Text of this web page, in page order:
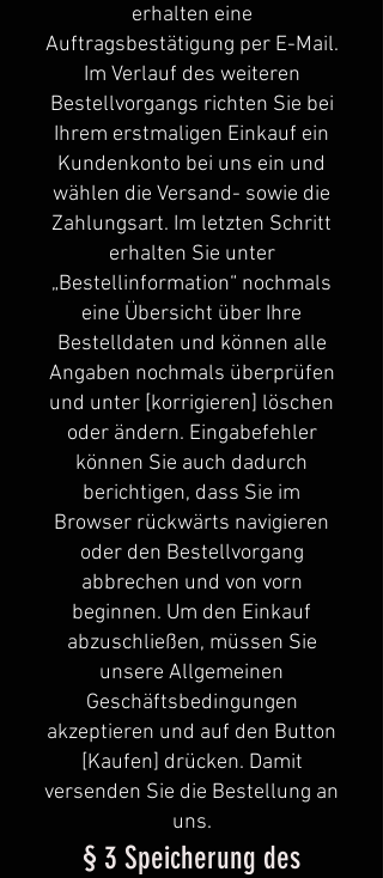
erhalten eine
Auftragsbestätigung per E-Mail.
Im Verlauf des weiteren
Bestellvorgangs richten Sie bei
Ihrem erstmaligen Einkauf ein
Kundenkonto bei uns ein und
wählen die Versand- sowie die
Zahlungsart. Im letzten Schritt
erhalten Sie unter
„Bestellinformation“ nochmals
eine Übersicht über Ihre
Bestelldaten und können alle
Angaben nochmals überprüfen
und unter [korrigieren] löschen
oder ändern. Eingabefehler
können Sie auch dadurch
berichtigen, dass Sie im
Browser rückwärts navigieren
oder den Bestellvorgang
abbrechen und von vorn
beginnen. Um den Einkauf
abzuschließen, müssen Sie
unsere Allgemeinen
Geschäftsbedingungen
akzeptieren und auf den Button
[Kaufen] drücken. Damit
versenden Sie die Bestellung an
uns.
§ 3 Speicherung des